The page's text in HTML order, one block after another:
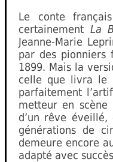
Le conte
certainement La
Jeanne-Marie
par des pionniers
1899. Mais la
celle que livra le
parfaitement
metteur en
d’un rêve
générations de
demeure encore
adapté avec